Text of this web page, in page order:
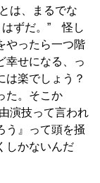
は、まるでな
はずだ。” 怪し
やったら一つ階
幸せになる、っ
は楽でしょう？
た。そこか
演技って言われ
う』って頭を掻
しかないんだ